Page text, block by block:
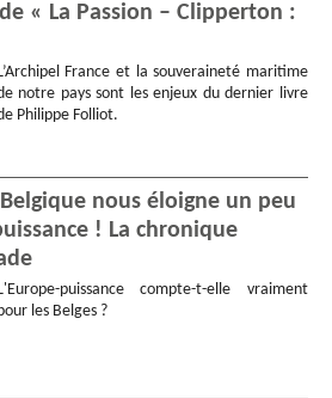
« La Passion – Clipperton :
France et la souveraineté maritime
notre pays sont les enjeux du dernier livre
Philippe Folliot.
nous éloigne un peu
! La chronique
L'Europe-puissance compte-t-elle vraiment
les Belges ?